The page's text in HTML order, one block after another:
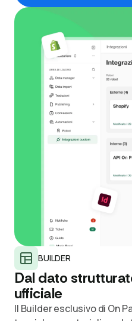
BUILDER
Dal dato
ufficiale
Il Builder esclusivo di On